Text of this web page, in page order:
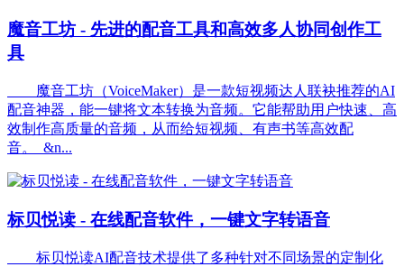
魔音工坊 - 先进的配音工具和高效多人协同创作工
具
魔音工坊（VoiceMaker）是一款短视频达人联袂推荐的AI
配音神器，能一键将文本转换为音频。它能帮助用户快速、高
效制作高质量的音频，从而给短视频、有声书等高效配
音。 &n...
标贝悦读 - 在线配音软件，一键文字转语音
标贝悦读AI配音技术提供了多种针对不同场景的定制化